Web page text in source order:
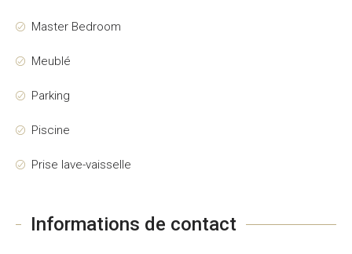
Master Bedroom
Meublé
Parking
Piscine
Prise lave-vaisselle
Informations de contact